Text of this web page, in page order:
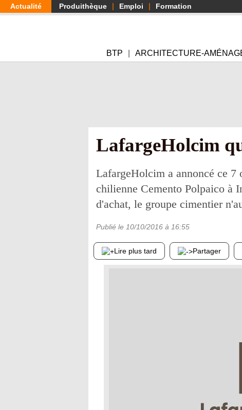
Aller
au
Actualité Produithèque Emploi Formation
BTP ARCHITECTURE-
LafargeHolcim
LafargeHolcim a annoncé ce 7
chilienne Cemento Polpaico à
d'achat, le groupe cimentier
Publié le 10/10/2016 à 16:55
Lire plus tard Partager